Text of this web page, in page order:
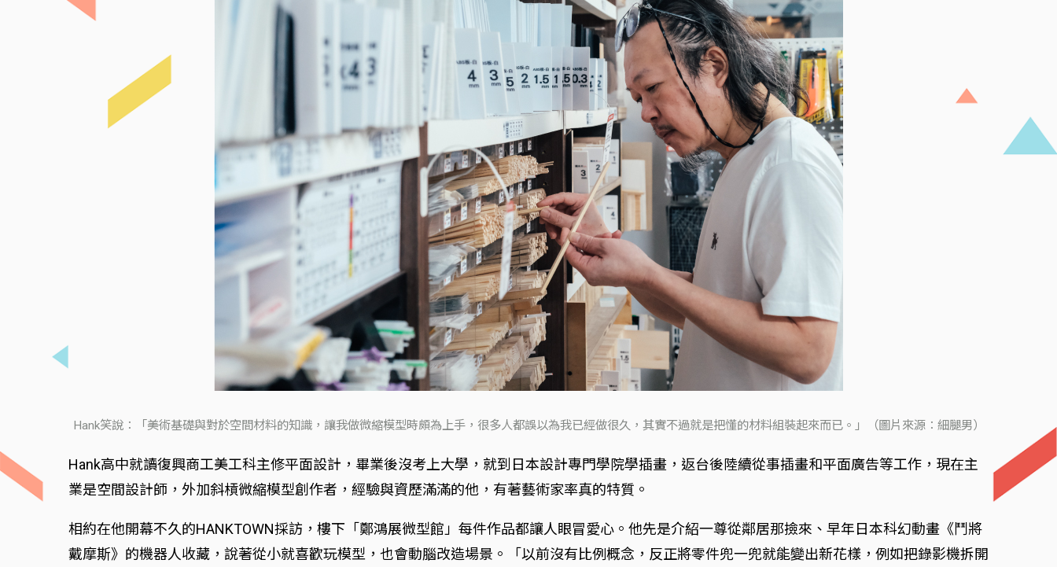
Hank笑說：「美術基礎與對於空間材料的知識，讓我做微縮模型時頗為上手，很多人都誤以為我已經做很久，其實不過就是把懂的材料組裝起來而已。」（圖片來源：細腿男）
Hank高中就讀復興商工美工科主修平面設計，畢業後沒考上大學，就到日本設計專門學院學插畫，返台後陸續從事插畫和平面廣告等工作，現在主
業是空間設計師，外加斜槓微縮模型創作者，經驗與資歷滿滿的他，有著藝術家率真的特質。
相約在他開幕不久的HANKTOWN採訪，樓下「鄭鴻展微型館」每件作品都讓人眼冒愛心。他先是介紹一尊從鄰居那撿來、早年日本科幻動畫《鬥將
戴摩斯》的機器人收藏，說著從小就喜歡玩模型，也會動腦改造場景。「以前沒有比例概念，反正將零件兜一兜就能變出新花樣，例如把錄影機拆開